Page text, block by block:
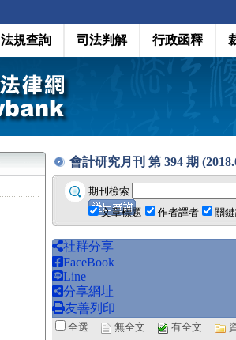
法規查詢 司法判解 行政函釋
會計研究月刊 第 394 期
期刊檢索
文章標題
作者譯者 關
社群分享
FaceBook
Line
分享網址
友善列印
全選 無全文 有全文